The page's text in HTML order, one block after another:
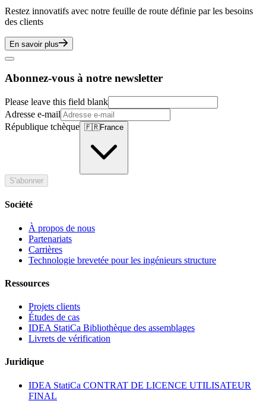
Restez innovatifs avec notre feuille de route définie par les besoins
des clients
En savoir plus
Abonnez-vous à notre newsletter
Please leave this field blank
Adresse e-mail
République tchèque 🇫🇷France
S'abonner
Société
À propos de nous
Partenariats
Carrières
Technologie brevetée pour les ingénieurs structure
Ressources
Projets clients
Études de cas
IDEA StatiCa Bibliothèque des assemblages
Livrets de vérification
Juridique
IDEA StatiCa CONTRAT DE LICENCE UTILISATEUR
FINAL